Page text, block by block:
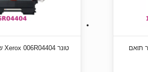
טונר Xerox 006R04404 שחור תואם